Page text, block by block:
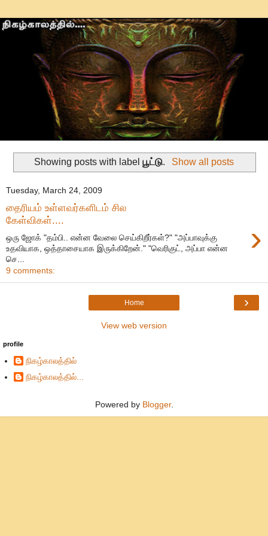
Showing posts with labelபூட்டு. Show all posts
Tuesday, March 24, 2009
தைரியம் உள்ளவர்களிடம் சில
கேள்விகள்....
›
ஒரு ஜோக் "தம்பி.. என்ன வேலை செய்கிறீர்கள்?" "அப்பாவுக்கு
உதவியாக, ஒத்தாசையாக இருக்கிறேன்." "வெரிகுட், அப்பா என்ன
செ...
9 comments:
›
Home
View web version
profile
நிகழ்காலத்தில்
நிகழ்காலத்தில்...
Powered by Blogger.